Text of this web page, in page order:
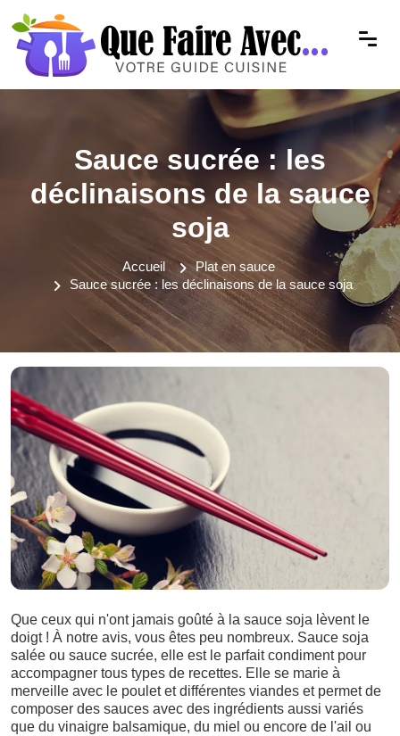
Sauce sucrée : les
déclinaisons de la sauce
soja
Accueil
Plat en sauce
Sauce sucrée : les déclinaisons de la sauce soja
Que ceux qui n'ont jamais goûté à la sauce soja lèvent le
doigt ! À notre avis, vous êtes peu nombreux. Sauce soja
salée ou sauce sucrée, elle est le parfait condiment pour
accompagner tous types de recettes. Elle se marie à
merveille avec le poulet et différentes viandes et permet de
composer des sauces avec des ingrédients aussi variés
que du vinaigre balsamique, du miel ou encore de l'ail ou